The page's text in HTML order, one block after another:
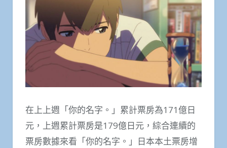
在上上週「你的名字。」累計票房為171億日
元，上週累計票房是179億日元，綜合連續的
票房數據來看「你的名字。」日本本土票房增